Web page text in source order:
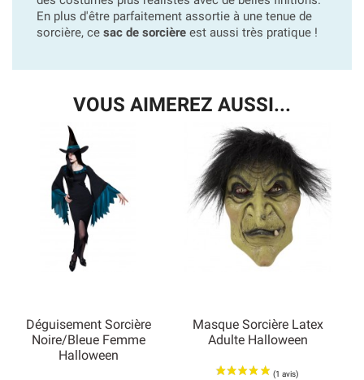
En plus d'être parfaitement assortie à une tenue de
sorcière, ce sac de sorcière est aussi très pratique !
VOUS AIMEREZ AUSSI...
Déguisement Sorcière
Noire/Bleue Femme
Halloween
Masque Sorcière Latex
Adulte Halloween